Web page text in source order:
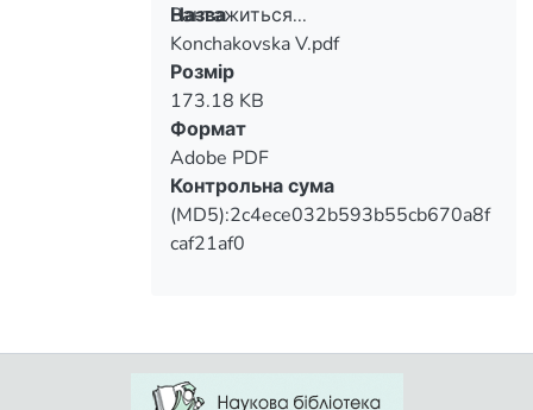
Вантажиться...
Вантажиться...
Назва
Konchakovska V.pdf
Розмір
173.18 KB
Формат
Adobe PDF
Контрольна сума
(MD5):2c4ece032b593b55cb670a8f
caf21af0